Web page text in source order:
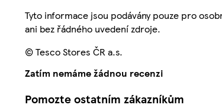
Tyto informace jsou podávány pouze pro
ani bez řádného uvedení zdroje.
© Tesco Stores ČR a.s.
Zatím nemáme žádnou recenzi
Pomozte ostatním zákazníkům